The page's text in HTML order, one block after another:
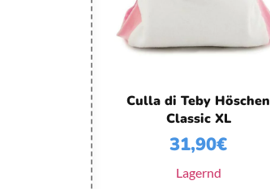
Culla di Teby Höschen
Classic XL
31,90€
Lagernd